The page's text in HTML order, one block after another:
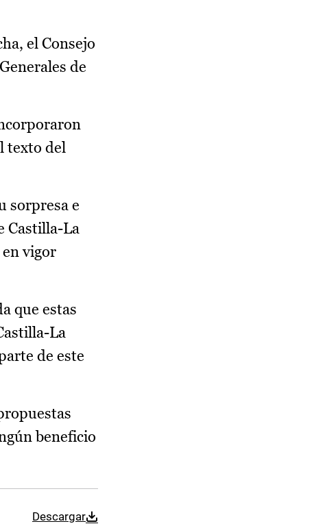
el Consejo
de
texto del
sorpresa e
Castilla-La
vigor
que estas
La
de este
beneficio
Descargar